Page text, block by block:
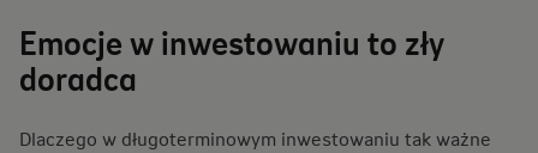
Emocje w inwestowaniu to zły
doradca
Dlaczego w długoterminowym inwestowaniu tak ważne